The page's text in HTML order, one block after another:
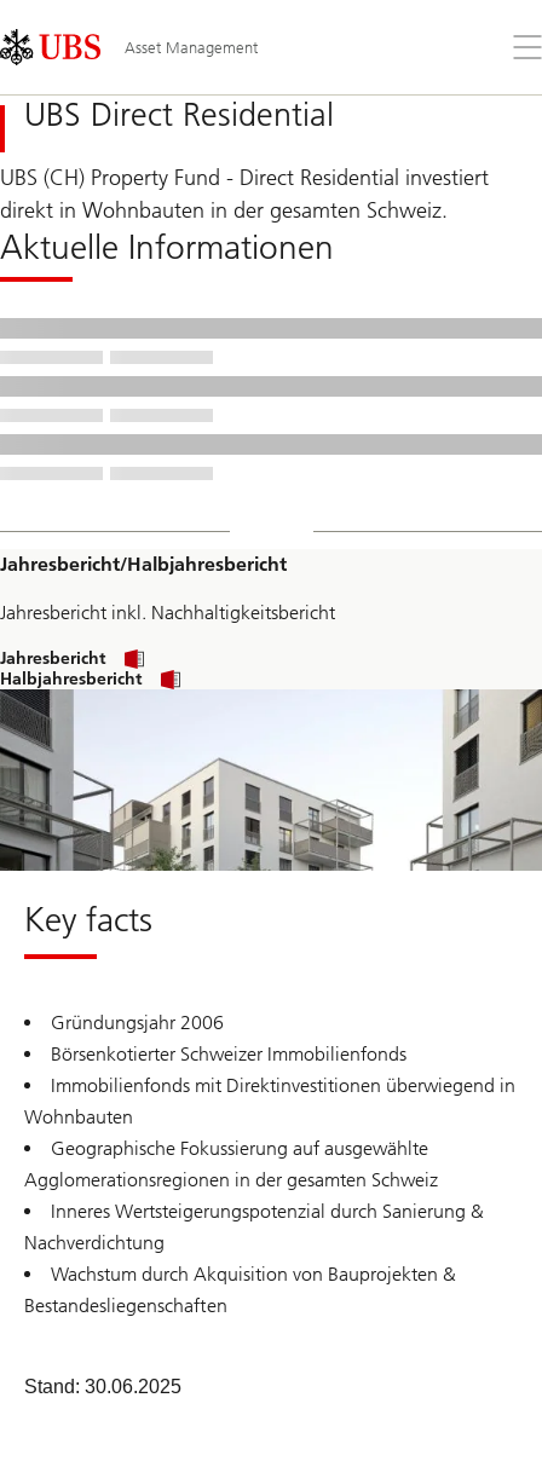
Links
Area
Asset Management
Sie
UBS Direct Residential
UBS (CH) Property Fund - Direct Residential investiert
direkt in Wohnbauten in der gesamten Schweiz.
Aktuelle Informationen
Jahresbericht/Halbjahresbericht
Jahresbericht inkl. Nachhaltigkeitsbericht
Jahresbericht
Halbjahresbericht
download
pdf
Key facts
Gründungsjahr 2006
Börsenkotierter Schweizer Immobilienfonds
Immobilienfonds mit Direktinvestitionen überwiegend in
Wohnbauten
Geographische Fokussierung auf ausgewählte
Agglomerationsregionen in der gesamten Schweiz
Inneres Wertsteigerungspotenzial durch Sanierung &
Nachverdichtung
Wachstum durch Akquisition von Bauprojekten &
Bestandesliegenschaften
Stand: 30.06.2025